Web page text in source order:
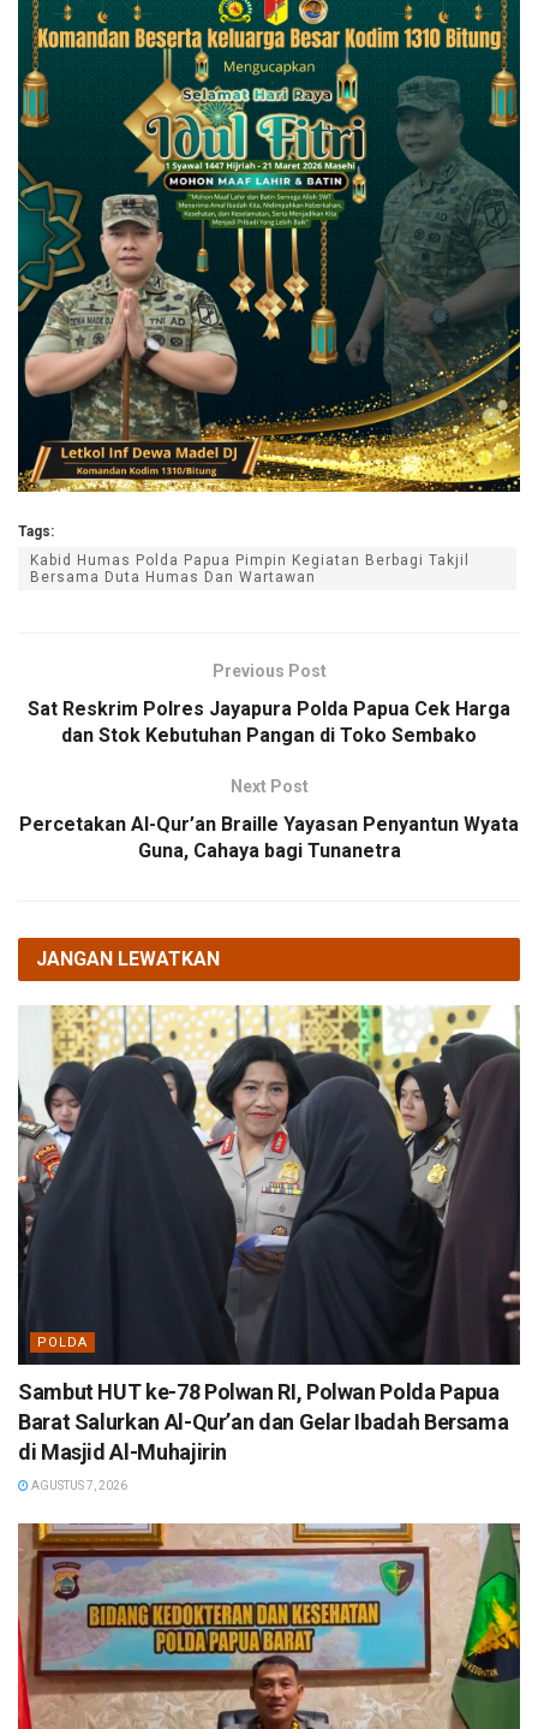
Tags:
Kabid Humas Polda Papua Pimpin Kegiatan Berbagi Takjil
Bersama Duta Humas Dan Wartawan
Previous Post
Sat Reskrim Polres Jayapura Polda Papua Cek Harga
dan Stok Kebutuhan Pangan di Toko Sembako
Next Post
Percetakan Al-Qur’an Braille Yayasan Penyantun Wyata
Guna, Cahaya bagi Tunanetra
JANGAN LEWATKAN
POLDA
Sambut HUT ke-78 Polwan RI, Polwan Polda Papua
Barat Salurkan Al-Qur’an dan Gelar Ibadah Bersama
di Masjid Al-Muhajirin
AGUSTUS 7, 2026